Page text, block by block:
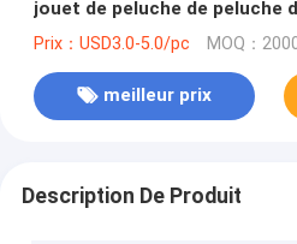
jouet de peluche de peluche
enfants
Prix：USD3.0-5.0/pc MOQ：
meilleur prix
Description De Produit